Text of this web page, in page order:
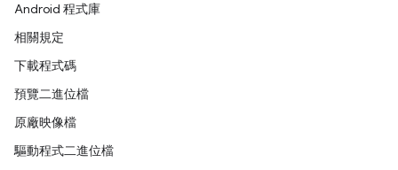
Android 程式庫
相關規定
下載程式碼
預覽二進位檔
原廠映像檔
驅動程式二進位檔